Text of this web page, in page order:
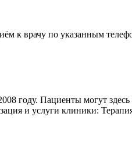
к врачу по указанным
году. Пациенты могут
и услуги клиники: